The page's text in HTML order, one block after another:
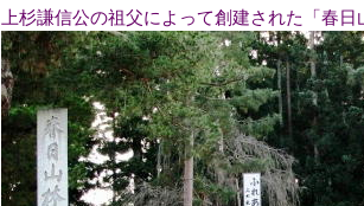
上杉謙信公の祖父によって創建された「春